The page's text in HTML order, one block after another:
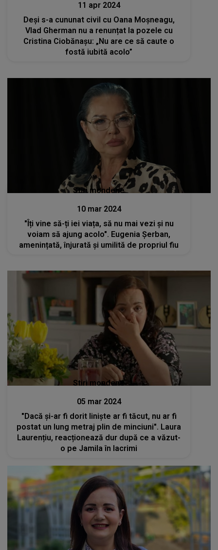
11 apr 2024
Deși s-a cununat civil cu Oana Moșneagu,
Vlad Gherman nu a renunțat la pozele cu
Cristina Ciobănașu: „Nu are ce să caute o
fostă iubită acolo”
Stiri mondene
10 mar 2024
"Îți vine să-ți iei viața, să nu mai vezi și nu
voiam să ajung acolo". Eugenia Șerban,
amenințată, înjurată și umilită de propriul fiu
Stiri mondene
05 mar 2024
"Dacă și-ar fi dorit liniște ar fi tăcut, nu ar fi
postat un lung metraj plin de minciuni". Laura
Laurențiu, reacționează dur după ce a văzut-
o pe Jamila în lacrimi